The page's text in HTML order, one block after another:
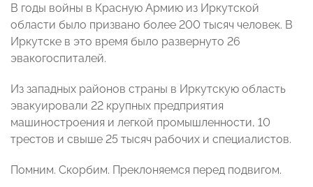
В годы войны в Красную Армию из Иркутской
области было призвано более 200 тысяч человек. В
Иркутске в это время было развернуто 26
эвакогоспиталей.
Из западных районов страны в Иркутскую область
эвакуировали 22 крупных предприятия
машиностроения и легкой промышленности, 10
трестов и свыше 25 тысяч рабочих и специалистов.
Помним. Скорбим. Преклоняемся перед подвигом.